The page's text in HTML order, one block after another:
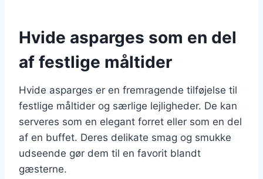
Hvide asparges som en del
af festlige måltider
Hvide asparges er en fremragende tilføjelse til
festlige måltider og særlige lejligheder. De kan
serveres som en elegant forret eller som en del
af en buffet. Deres delikate smag og smukke
udseende gør dem til en favorit blandt
gæsterne.